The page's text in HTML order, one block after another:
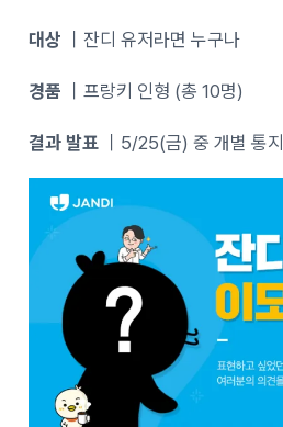
대상 ｜잔디 유저라면 누구나
경품 ｜프랑키 인형 (총 10명)
결과 발표 ｜5/25(금) 중 개별 통지